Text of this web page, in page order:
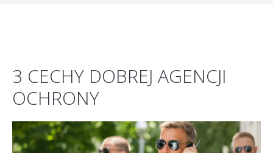
3 CECHY DOBREJ AGENCJI
OCHRONY